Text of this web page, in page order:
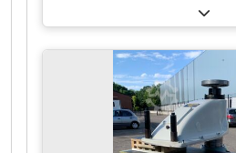
PRECEDENT 4-Sitzer
Ladegerät Cjdpfezqhk Nox
WhatsApp gesendet
siehe Webseite. Preise ab
de Wert Trading B.V. verfügt
wechselnden Bestand an
Anhängern und Anbauteilen.
Lieferungen erfolgen zu